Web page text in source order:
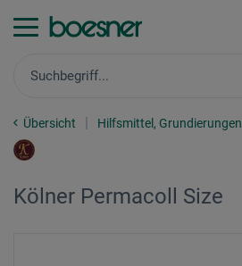
Übersicht Hilfsmittel, Grundierungen
Kölner Permacoll Size